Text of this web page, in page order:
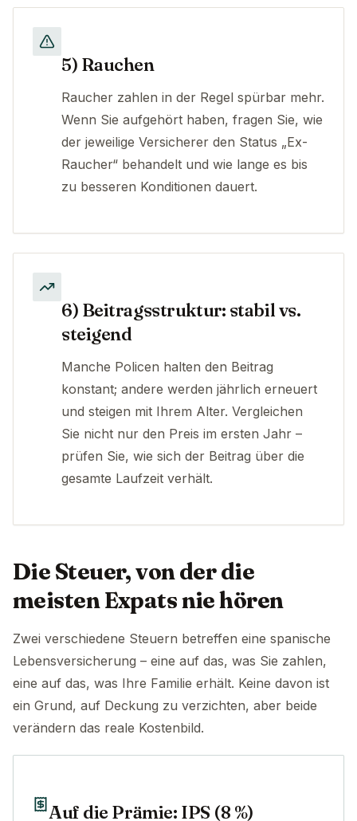
5) Rauchen
Raucher zahlen in der Regel spürbar mehr.
Wenn Sie aufgehört haben, fragen Sie, wie
der jeweilige Versicherer den Status „Ex-
Raucher“ behandelt und wie lange es bis
zu besseren Konditionen dauert.
6) Beitragsstruktur: stabil vs.
steigend
Manche Policen halten den Beitrag
konstant; andere werden jährlich erneuert
und steigen mit Ihrem Alter. Vergleichen
Sie nicht nur den Preis im ersten Jahr –
prüfen Sie, wie sich der Beitrag über die
gesamte Laufzeit verhält.
Die Steuer, von der die
meisten Expats nie hören
Zwei verschiedene Steuern betreffen eine spanische
Lebensversicherung – eine auf das, was Sie zahlen,
eine auf das, was Ihre Familie erhält. Keine davon ist
ein Grund, auf Deckung zu verzichten, aber beide
verändern das reale Kostenbild.
Auf die Prämie: IPS (8 %)